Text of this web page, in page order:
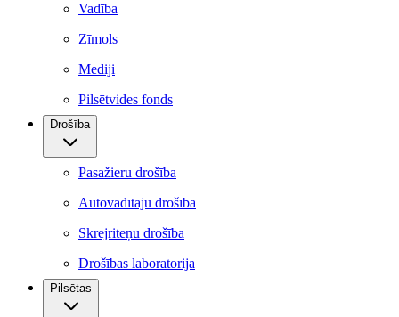
Vadība
Zīmols
Mediji
Pilsētvides fonds
Drošība
Pasažieru drošība
Autovadītāju drošība
Skrejriteņu drošība
Drošības laboratorija
Pilsētas